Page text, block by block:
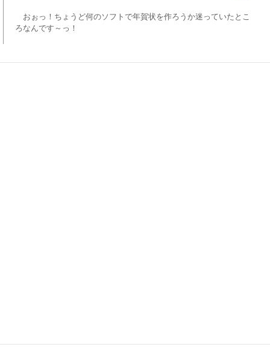
おぉっ！ちょうど何のソフトで年賀状を作ろうか迷っていたとこ
ろなんです～っ！